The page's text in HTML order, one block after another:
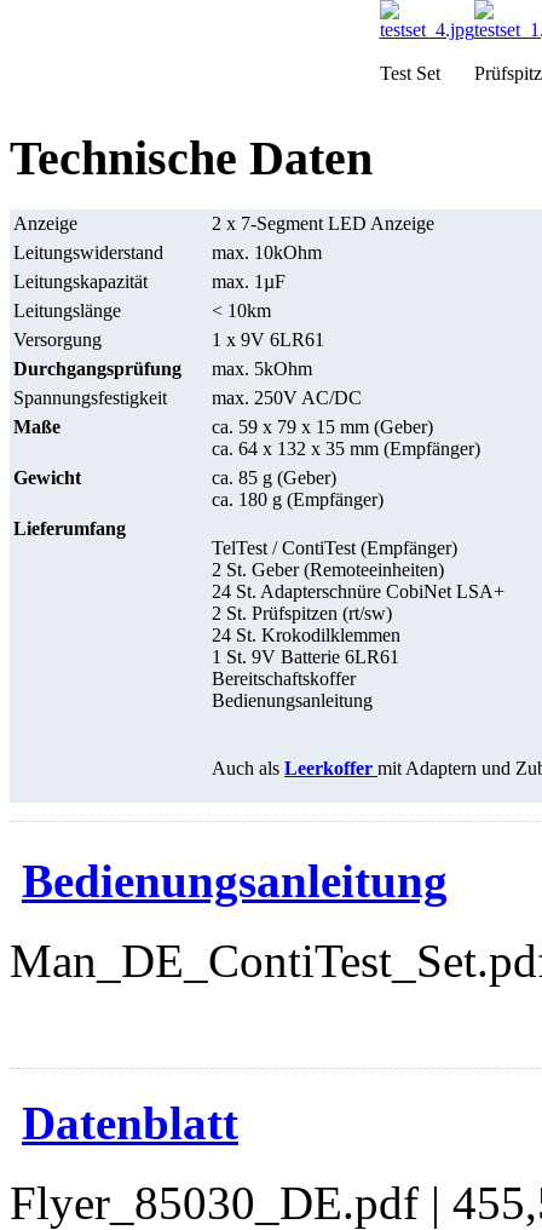
Test Set
Technische Daten
Anzeige
2 x 7-Segment LED Anzeige
Leitungswiderstand
max. 10kOhm
Leitungskapazität
max. 1µF
Leitungslänge
< 10km
Versorgung
1 x 9V 6LR61
Durchgangsprüfung
max. 5kOhm
Spannungsfestigkeit
max. 250V AC/DC
Maße
ca. 59 x 79 x 15 mm (Geber)
ca. 64 x 132 x 35 mm (Empfänger)
Gewicht
ca. 85 g (Geber)
ca. 180 g (Empfänger)
Lieferumfang
TelTest / ContiTest (Empfänger)
2 St. Geber (Remoteeinheiten)
24 St. Adapterschnüre CobiNet LSA+
2 St. Prüfspitzen (rt/sw)
24 St. Krokodilklemmen
1 St. 9V Batterie 6LR61
Bereitschaftskoffer
Bedienungsanleitung
Auch als Leerkoffer mit Adaptern und
Bedienungsanleitung
Datenblatt
Flyer_85030_DE.pdf |